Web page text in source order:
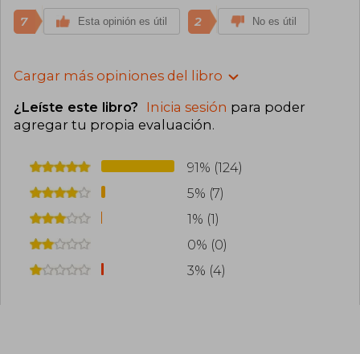
7 Esta opinión es útil 2 No es útil
Cargar más opiniones del libro
¿Leíste este libro? Inicia sesión para poder
agregar tu propia evaluación.
91% (124)
5% (7)
1% (1)
0% (0)
3% (4)